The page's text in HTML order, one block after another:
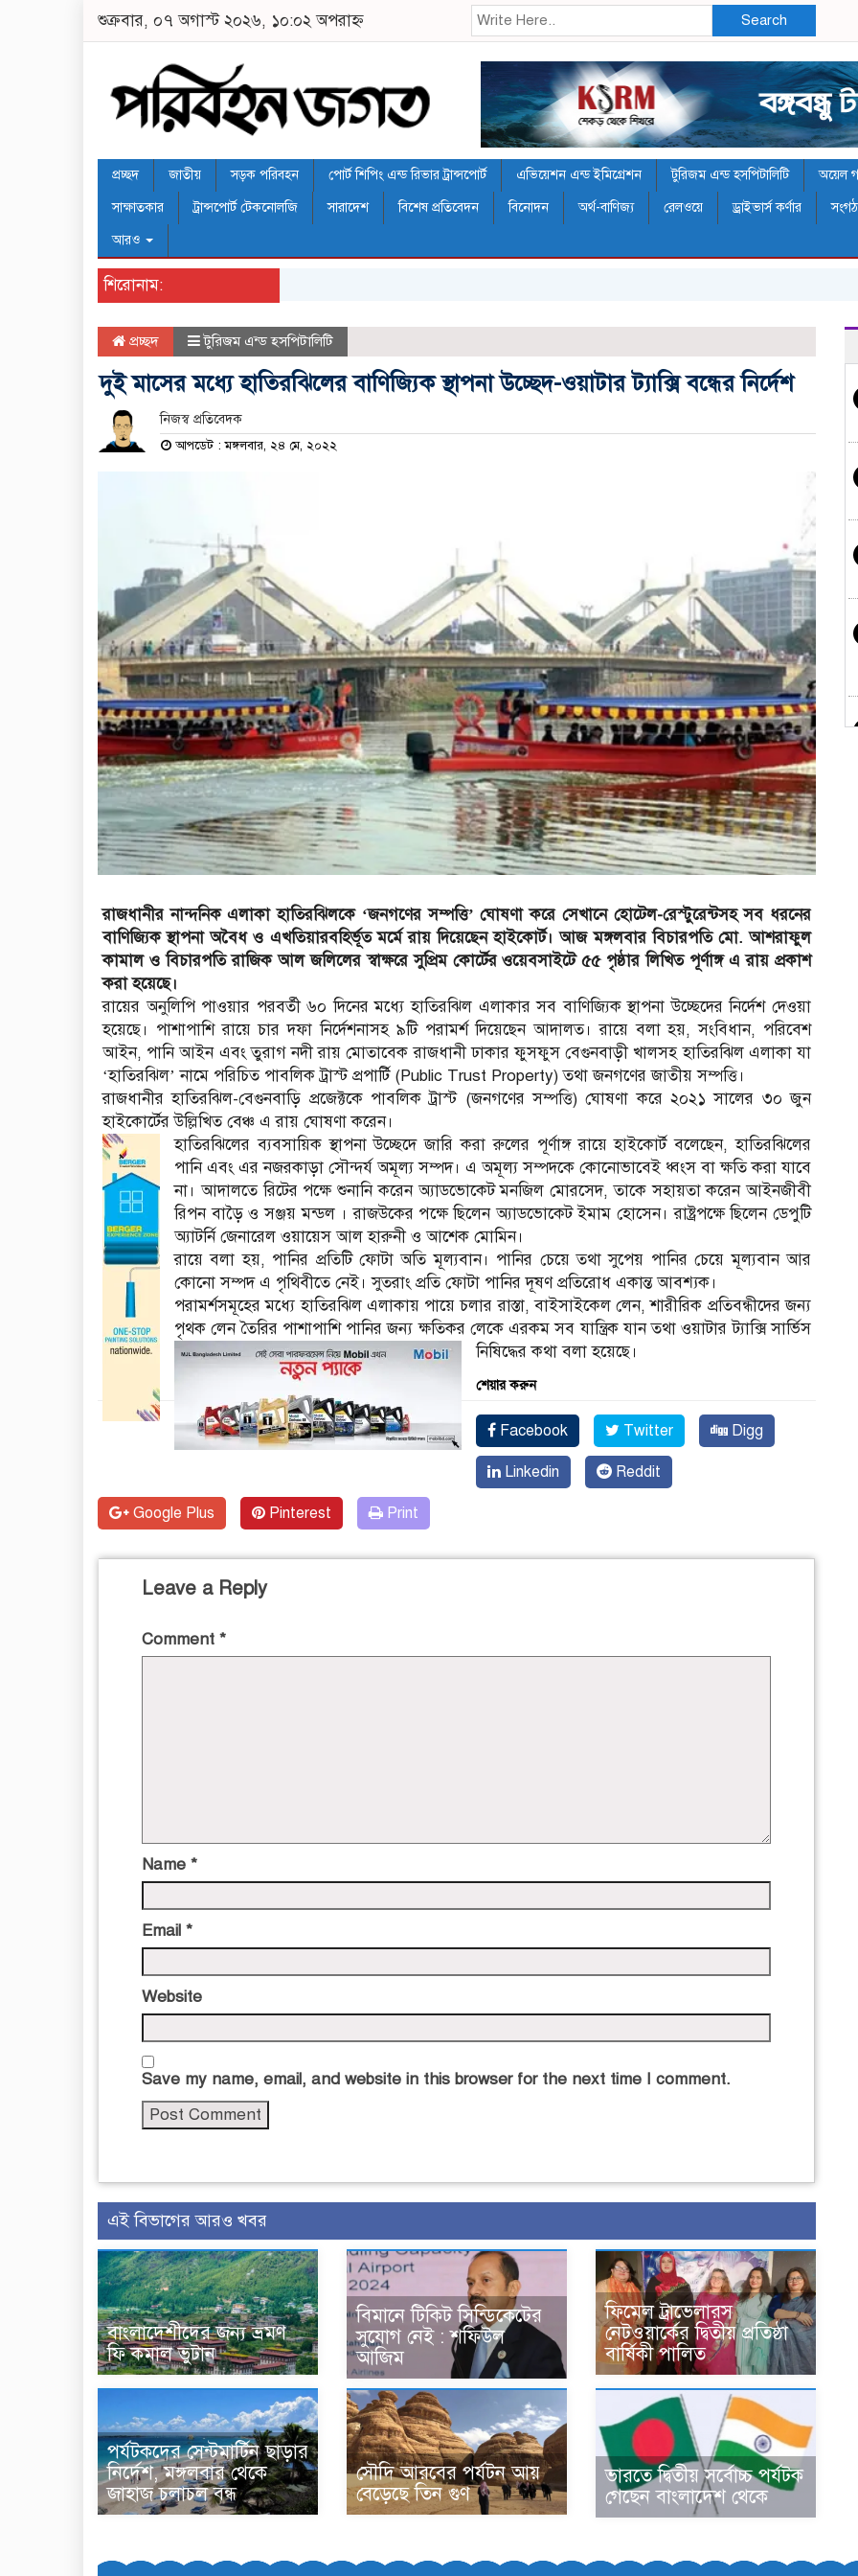
শুক্রবার, ০৭ অগাস্ট ২০২৬, ১০:০২ অপরাহ্ন Search
প্রচ্ছদ জাতীয় সড়ক পরিবহন পোর্ট শিপিং এন্ড রিভার ট্রান্সপোর্ট এভিয়েশন এন্ড ইমিগ্রেশন টুরিজম এন্ড হসপিটালিটি অয়েল
সাক্ষাতকার
ট্রান্সপোর্ট টেকনোলজি সারাদেশ বিশেষ প্রতিবেদন বিনোদন অর্থ-বাণিজ্য রেলওয়ে ড্রাইভার্স কর্ণার
আরও
শিরোনাম:
প্রচ্ছদ টুরিজম এন্ড হসপিটালিটি
দুই মাসের মধ্যে হাতিরঝিলের বাণিজ্যিক স্থাপনা উচ্ছেদ-ওয়াটার ট্যাক্সি বন্ধের নির্দেশ
নিজস্ব প্রতিবেদক
আপডেট : মঙ্গলবার, ২৪ মে, ২০২২
রাজধানীর নান্দনিক এলাকা হাতিরঝিলকে ‘জনগণের সম্পত্তি’ ঘোষণা করে সেখানে হোটেল-রেস্টুরেন্টসহ সব ধরনের
বাণিজ্যিক স্থাপনা অবৈধ ও এখতিয়ারবহির্ভূত মর্মে রায় দিয়েছেন হাইকোর্ট। আজ মঙ্গলবার বিচারপতি মো. আশরাফুল
কামাল ও বিচারপতি রাজিক আল জলিলের স্বাক্ষরে সুপ্রিম কোর্টের ওয়েবসাইটে ৫৫ পৃষ্ঠার লিখিত পূর্ণাঙ্গ এ রায় প্রকাশ
করা হয়েছে।
রায়ের অনুলিপি পাওয়ার পরবর্তী ৬০ দিনের মধ্যে হাতিরঝিল এলাকার সব বাণিজ্যিক স্থাপনা উচ্ছেদের নির্দেশ দেওয়া
হয়েছে। পাশাপাশি রায়ে চার দফা নির্দেশনাসহ ৯টি পরামর্শ দিয়েছেন আদালত। রায়ে বলা হয়, সংবিধান, পরিবেশ
আইন, পানি আইন এবং তুরাগ নদী রায় মোতাবেক রাজধানী ঢাকার ফুসফুস বেগুনবাড়ী খালসহ হাতিরঝিল এলাকা যা
‘হাতিরঝিল’ নামে পরিচিত পাবলিক ট্রাস্ট প্রপার্টি (Public Trust Property) তথা জনগণের জাতীয় সম্পত্তি।
রাজধানীর হাতিরঝিল-বেগুনবাড়ি প্রজেক্টকে পাবলিক ট্রাস্ট (জনগণের সম্পত্তি) ঘোষণা করে ২০২১ সালের ৩০ জুন
হাইকোর্টের উল্লিখিত বেঞ্চ এ রায় ঘোষণা করেন।
হাতিরঝিলের ব্যবসায়িক স্থাপনা উচ্ছেদে জারি করা রুলের পূর্ণাঙ্গ রায়ে হাইকোর্ট বলেছেন, হাতিরঝিলের
পানি এবং এর নজরকাড়া সৌন্দর্য অমূল্য সম্পদ। এ অমূল্য সম্পদকে কোনোভাবেই ধ্বংস বা ক্ষতি করা যাবে
না। আদালতে রিটের পক্ষে শুনানি করেন অ্যাডভোকেট মনজিল মোরসেদ, তাকে সহায়তা করেন আইনজীবী
রিপন বাড়ৈ ও সঞ্জয় মন্ডল । রাজউকের পক্ষে ছিলেন অ্যাডভোকেট ইমাম হোসেন। রাষ্ট্রপক্ষে ছিলেন ডেপুটি
অ্যাটর্নি জেনারেল ওয়ায়েস আল হারুনী ও আশেক মোমিন।
রায়ে বলা হয়, পানির প্রতিটি ফোটা অতি মূল্যবান। পানির চেয়ে তথা সুপেয় পানির চেয়ে মূল্যবান আর
কোনো সম্পদ এ পৃথিবীতে নেই। সুতরাং প্রতি ফোটা পানির দূষণ প্রতিরোধ একান্ত আবশ্যক।
পরামর্শসমূহের মধ্যে হাতিরঝিল এলাকায় পায়ে চলার রাস্তা, বাইসাইকেল লেন, শারীরিক প্রতিবন্ধীদের জন্য
পৃথক লেন তৈরির পাশাপাশি পানির জন্য ক্ষতিকর লেকে এরকম সব যান্ত্রিক যান তথা ওয়াটার ট্যাক্সি সার্ভিস
নিষিদ্ধের কথা বলা হয়েছে।
শেয়ার করুন
Facebook Twitter Digg
Linkedin Reddit
Google Plus Pinterest Print
Leave a Reply
Comment *
Name *
Email *
Website
Save my name, email, and website in this browser for the next time I comment.
এই বিভাগের আরও খবর
বাংলাদেশীদের জন্য ভ্রমণ
ফি কমাল ভুটান
বিমানে টিকিট সিন্ডিকেটের
সুযোগ নেই : শফিউল
আজিম
ফিমেল ট্রাভেলারস
নেটওয়ার্কের দ্বিতীয় প্রতিষ্ঠা
বার্ষিকী পালিত
পর্যটকদের সেন্টমার্টিন ছাড়ার
নির্দেশ, মঙ্গলবার থেকে
জাহাজ চলাচল বন্ধ
সৌদি আরবের পর্যটন আয়
বেড়েছে তিন গুণ
ভারতে দ্বিতীয় সর্বোচ্চ পর্যটক
গেছেন বাংলাদেশ থেকে